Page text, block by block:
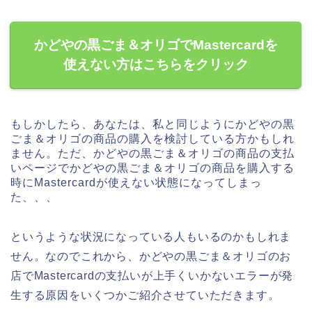
かどやの黒ごま＆オリゴでMastercardを
使えない方はこちらをクリック
もしかしたら、あなたは、私と同じようにかどやの黒
ごま＆オリゴの商品の購入を検討している方かもしれ
ません。ただ、かどやの黒ごま＆オリゴの商品の支払
いページでかどやの黒ごま＆オリゴの商品を購入する
時にMastercardが使えない状態になってしまっ
た、、、
というような状況になっている人もいるのかもしれま
せん。なのでこれから、かどやの黒ごま＆オリゴのお
店でMastercardの支払いが上手くいかないエラーが発
生する原因をいくつかご紹介させていただきます。